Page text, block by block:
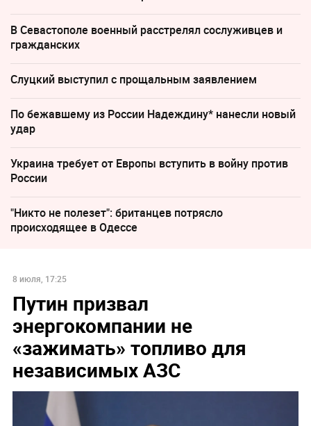
В Севастополе военный расстрелял сослуживцев и
гражданских
Слуцкий выступил с прощальным заявлением
По бежавшему из России Надеждину* нанесли новый
удар
Украина требует от Европы вступить в войну против
России
"Никто не полезет": британцев потрясло
происходящее в Одессе
8 июля, 17:25
Путин призвал
энергокомпании не
«зажимать» топливо для
независимых АЗС